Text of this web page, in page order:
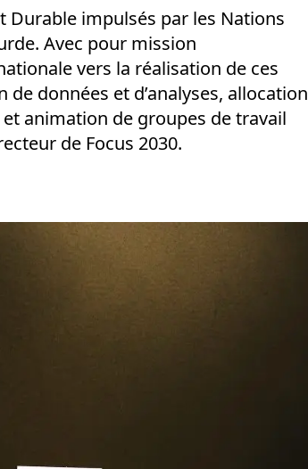
Durable impulsés par les Nations
Avec pour mission
vers la réalisation de ces
données et d’analyses, allocation
animation de groupes de travail
de Focus 2030.